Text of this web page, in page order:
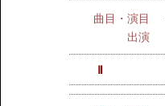
曲目・演目
出演
Ⅱ